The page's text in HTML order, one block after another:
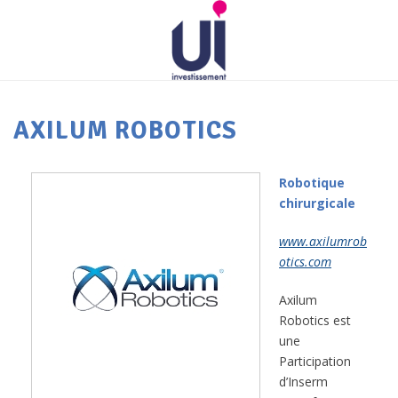
AXILUM ROBOTICS
Robotique
chirurgicale
www.axilumrob
otics.com
Axilum
Robotics est
une
Participation
d’Inserm